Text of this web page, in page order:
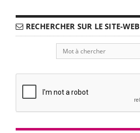
RECHERCHER SUR LE SITE-WEB